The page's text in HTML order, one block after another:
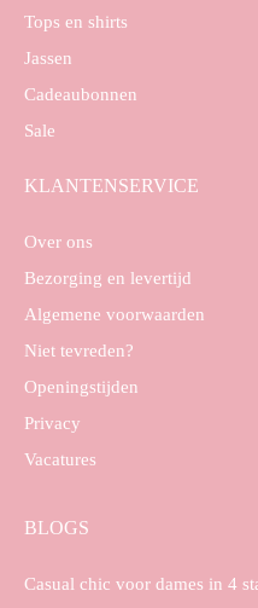
Tops en shirts
Jassen
Cadeaubonnen
Sale
KLANTENSERVICE
Over ons
Bezorging en levertijd
Algemene voorwaarden
Niet tevreden?
Openingstijden
Privacy
Vacatures
BLOGS
Casual chic voor dames in 4